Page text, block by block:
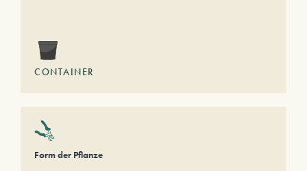
CONTAINER
Form der Pflanze